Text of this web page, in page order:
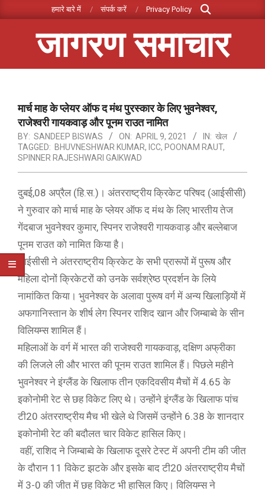
to
हमारे बारे में संपर्क करें Privacy Policy
Search
जागरण समाचार
Menuमार्च माह के प्लेयर ऑफ द मंथ पुरस्कार के लिए भुवनेश्वर,
राजेश्वरी गायकवाड़ और पूनम राउत नामित
BY: SANDEEP BISWAS ON: APRIL 9, 2021 IN: खेल
TAGGED: BHUVNESHWAR KUMAR, ICC, POONAM RAUT,
SPINNER RAJESHWARI GAIKWAD
दुबई,08 अप्रैल (हि.स.)। अंतरराष्ट्रीय क्रिकेट परिषद (आईसीसी)
ने गुरुवार को मार्च माह के प्लेयर ऑफ द मंथ के लिए भारतीय तेज
गेंदबाज भुवनेश्वर कुमार, स्पिनर राजेश्वरी गायकवाड़ और बल्लेबाज
पूनम राउत को नामित किया है।
आईसीसी ने अंतरराष्ट्रीय क्रिकेट के सभी प्रारूपों में पुरूष और
महिला दोनों क्रिकेटरों को उनके सर्वश्रेष्ठ प्रदर्शन के लिये
नामांकित किया। भुवनेश्वर के अलावा पुरूष वर्ग में अन्य खिलाड़ियों में
अफगानिस्तान के शीर्ष लेग स्पिनर राशिद खान और जिम्बाब्वे के सीन
विलियम्स शामिल हैं।
महिलाओं के वर्ग में भारत की राजेश्वरी गायकवाड़, दक्षिण अफ्रीका
की लिजले ली और भारत की पूनम राउत शामिल हैं। पिछले महीने
भुवनेश्वर ने इंग्लैंड के खिलाफ तीन एकदिवसीय मैचों में 4.65 के
इकोनोमी रेट से छह विकेट लिए थे। उन्होंने इंग्लैंड के खिलाफ पांच
टी20 अंतरराष्ट्रीय मैच भी खेले थे जिसमें उन्होंने 6.38 के शानदार
इकोनोमी रेट की बदौलत चार विकेट हासिल किए।
वहीं, राशिद ने जिम्बाब्वे के खिलाफ दूसरे टेस्ट में अपनी टीम की जीत
के दौरान 11 विकेट झटके और इसके बाद टी20 अंतरराष्ट्रीय मैचों
में 3-0 की जीत में छह विकेट भी हासिल किए। विलियम्स ने